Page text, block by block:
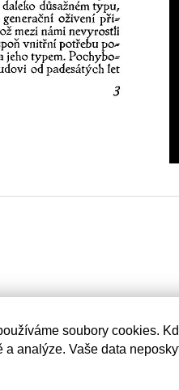
soubory cookies.
analýze. Vaše data